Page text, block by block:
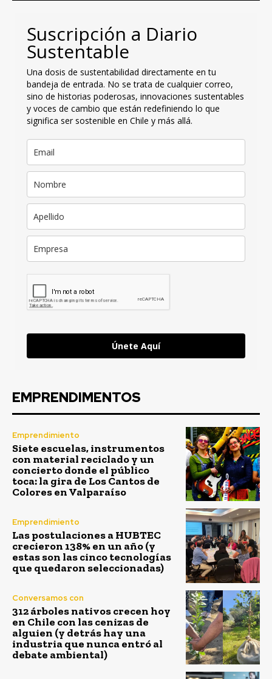
Suscripción a Diario
Sustentable
Una dosis de sustentabilidad directamente en tu
bandeja de entrada. No se trata de cualquier correo,
sino de historias poderosas, innovaciones sustentables
y voces de cambio que están redefiniendo lo que
significa ser sostenible en Chile y más allá.
Únete Aquí
EMPRENDIMENTOS
Emprendimiento
Siete escuelas, instrumentos
con material reciclado y un
concierto donde el público
toca: la gira de Los Cantos de
Colores en Valparaíso
Emprendimiento
Las postulaciones a HUBTEC
crecieron 138% en un año (y
estas son las cinco tecnologías
que quedaron seleccionadas)
Conversamos con
312 árboles nativos crecen hoy
en Chile con las cenizas de
alguien (y detrás hay una
industria que nunca entró al
debate ambiental)